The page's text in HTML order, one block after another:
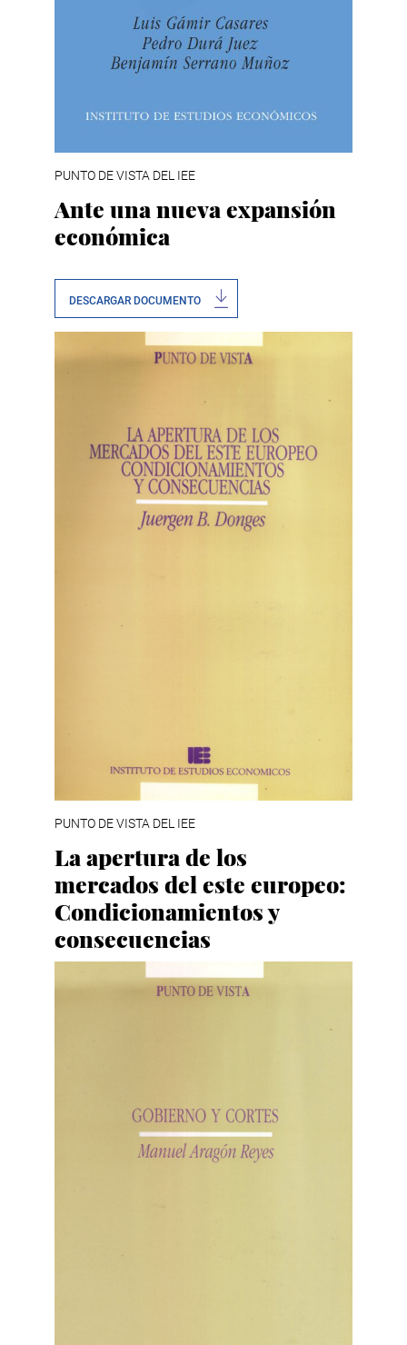
PUNTO DE VISTA DEL IEE
Ante una nueva expansión
económica
DESCARGAR DOCUMENTO
PUNTO DE VISTA DEL IEE
La apertura de los
mercados del este europeo:
Condicionamientos y
consecuencias